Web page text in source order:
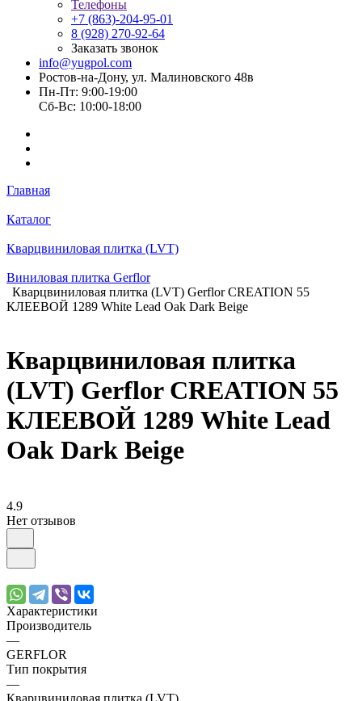
Телефоны
+7 (863)-204-95-01
8 (928) 270-92-64
Заказать звонок
info@yugpol.com
Ростов-на-Дону, ул. Малиновского 48в
Пн-Пт: 9:00-19:00
Cб-Вс: 10:00-18:00
Главная
Каталог
Кварцвиниловая плитка (LVT)
Виниловая плитка Gerflor
Кварцвиниловая плитка (LVT) Gerflor CREATION 55
КЛЕЕВОЙ 1289 White Lead Oak Dark Beige
Кварцвиниловая плитка
(LVT) Gerflor CREATION 55
КЛЕЕВОЙ 1289 White Lead
Oak Dark Beige
4.9
Нет отзывов
Характеристики
Производитель
—
GERFLOR
Тип покрытия
—
Кварцвиниловая плитка (LVT)